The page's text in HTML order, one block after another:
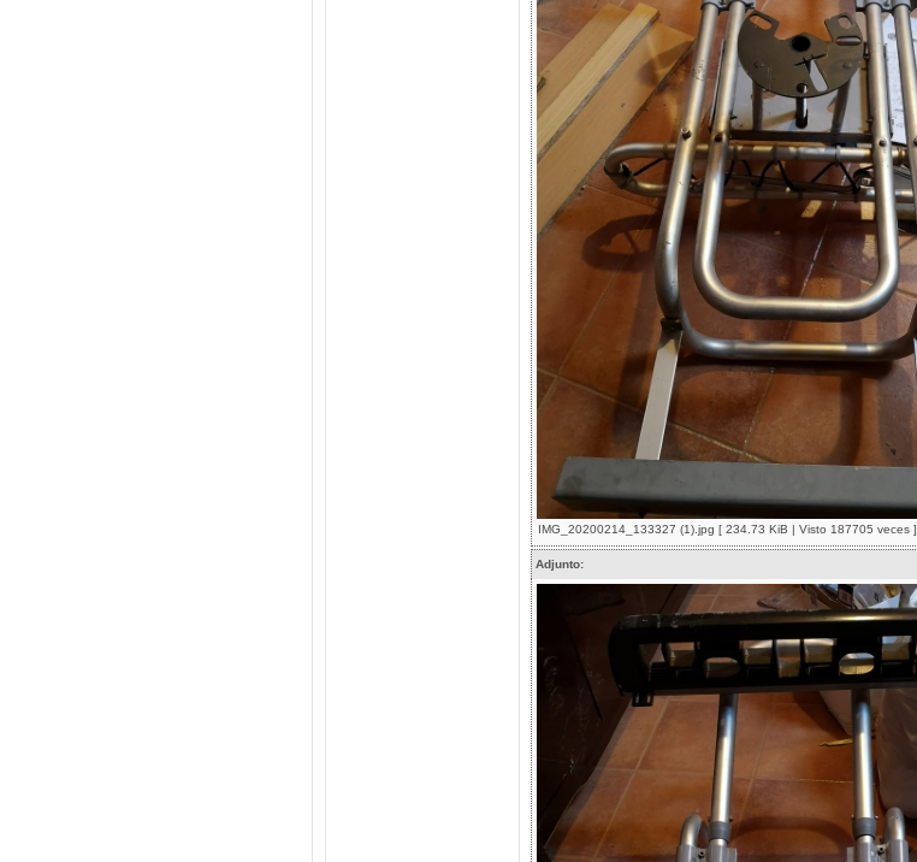
IMG_20200214_133327 (1).jpg [ 234.73 KiB | Visto 187705 veces ]
Adjunto: